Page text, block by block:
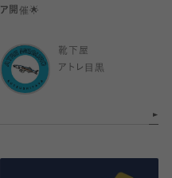
ア開催🌟
靴下屋
アトレ目黒